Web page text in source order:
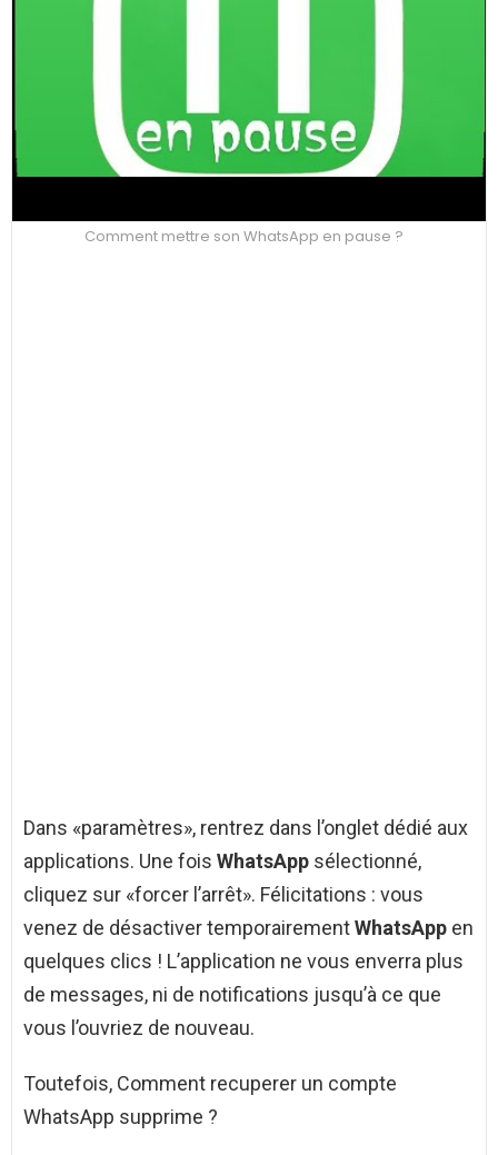
Comment mettre son WhatsApp en pause ?
Dans «paramètres», rentrez dans l’onglet dédié aux
applications. Une fois WhatsApp sélectionné,
cliquez sur «forcer l’arrêt». Félicitations : vous
venez de désactiver temporairementWhatsApp en
quelques clics ! L’application ne vous enverra plus
de messages, ni de notifications jusqu’à ce que
vous l’ouvriez de nouveau.
Toutefois, Comment recuperer un compte
WhatsApp supprime ?